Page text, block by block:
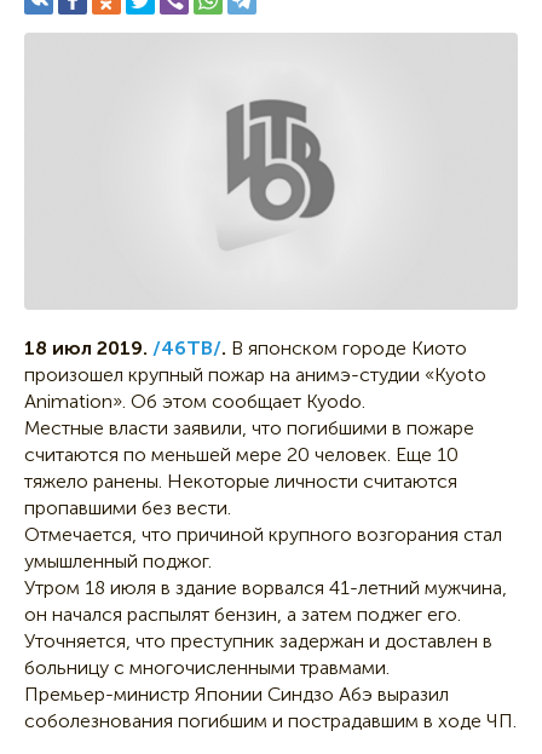
18 июл 2019. /46ТВ/. В японском городе Киото
произошел крупный пожар на анимэ-студии «Kyoto
Animation». Об этом сообщает Kyodo.
Местные власти заявили, что погибшими в пожаре
считаются по меньшей мере 20 человек. Еще 10
тяжело ранены. Некоторые личности считаются
пропавшими без вести.
Отмечается, что причиной крупного возгорания стал
умышленный поджог.
Утром 18 июля в здание ворвался 41-летний мужчина,
он начался распылят бензин, а затем поджег его.
Уточняется, что преступник задержан и доставлен в
больницу с многочисленными травмами.
Премьер-министр Японии Синдзо Абэ выразил
соболезнования погибшим и пострадавшим в ходе ЧП.